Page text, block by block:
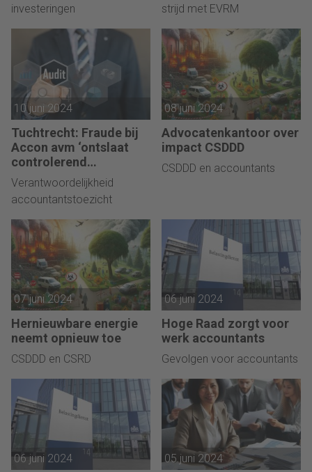
investeringen
strijd met EVRM
10 juni 2024
Tuchtrecht: Fraude bij
Accon avm ‘ontslaat
controlerend
accountant niet van
verantwoordelijkheid’
Verantwoordelijkheid
accountantstoezicht
08 juni 2024
Advocatenkantoor over
impact CSDDD
CSDDD en accountants
07 juni 2024
Hernieuwbare energie
neemt opnieuw toe
CSDDD en CSRD
06 juni 2024
Hoge Raad zorgt voor
werk accountants
Gevolgen voor accountants
06 juni 2024 05 juni 2024